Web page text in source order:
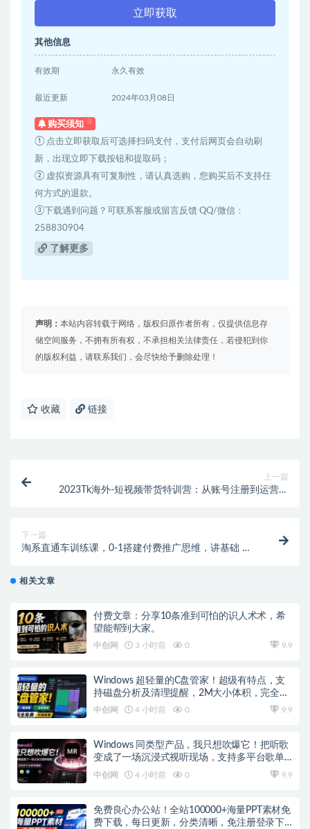
立即获取
其他信息
有效期 永久有效
最近更新 2024年03月08日
购买须知
① 点击立即获取后可选择扫码支付，支付后网页会自动刷
新，出现立即下载按钮和提取码；
② 虚拟资源具有可复制性，请认真选购，您购买后不支持任
何方式的退款。
③下载遇到问题？可联系客服或留言反馈 QQ/微信：
258830904
了解更多
声明： 本站内容转载于网络，版权归原作者所有，仅提供信息存
储空间服务，不拥有所有权，不承担相关法律责任，若侵犯到你
的版权利益，请联系我们，会尽快给予删除处理！
收藏 链接
上一篇
2023Tk海外-短视频带货特训营：从账号注册到运营到
下一篇
淘系直通车训练课，0-1搭建付费推广思维，讲基础 讲
相关文章
付费文章：分享10条准到可怕的识人术术，希
望能帮到大家。
中创网 3 小时前 0 9.9
Windows 超轻量的C盘管家！超级有特点，支
持磁盘分析及清理提醒，2M大小体积，完全免
费 C盘管家
中创网 4 小时前 0 9.9
Windows 同类型产品，我只想吹爆它！把听歌
变成了一场沉浸式视听现场，支持多平台歌单
播放 Mineradio
中创网 4 小时前 0 9.9
免费良心办公站！全站100000+海量PPT素材免
费下载，每日更新，分类清晰，免注册登录下